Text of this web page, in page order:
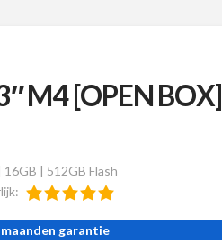
M4 [OPEN BOX]
16GB | 512GB Flash
maanden garantie